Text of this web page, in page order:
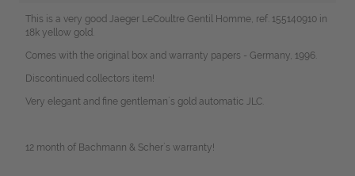
This is a very good Jaeger LeCoultre Gentil Homme, ref. 155140910 in
18k yellow gold.
Comes with the original box and warranty papers - Germany, 1996.
Discontinued collectors item!
Very elegant and fine gentleman`s gold automatic JLC.
12 month of Bachmann & Scher`s warranty!